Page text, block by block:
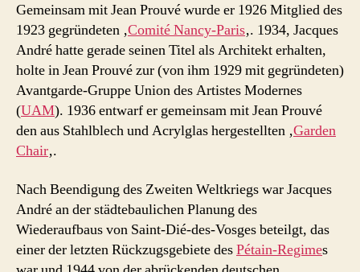
Gemeinsam mit Jean Prouvé wurde er 1926 Mitglied des
1923 gegründeten ‚Comité Nancy-Paris‚. 1934, Jacques
André hatte gerade seinen Titel als Architekt erhalten,
holte in Jean Prouvé zur (von ihm 1929 mit gegründeten)
Avantgarde-Gruppe Union des Artistes Modernes
(UAM). 1936 entwarf er gemeinsam mit Jean Prouvé
den aus Stahlblech und Acrylglas hergestellten ‚Garden
Chair‚.
Nach Beendigung des Zweiten Weltkriegs war Jacques
André an der städtebaulichen Planung des
Wiederaufbaus von Saint-Dié-des-Vosges beteilgt, das
einer der letzten Rückzugsgebiete desPétain-Regimes